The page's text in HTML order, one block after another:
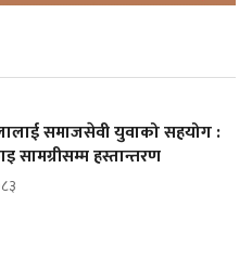
समाजसेवी युवाको सहयोग :
सामग्रीसम्म हस्तान्तरण